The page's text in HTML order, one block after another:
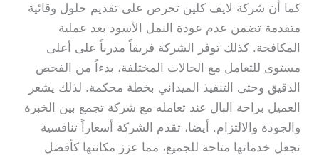
كما أن شركة لايف كلين تحرص على تقديم حلول وقائية
متقدمة تضمن عدم عودة النمل الأسود بعد عملية
المكافحة. كذلك توفر الشركة فريقاً مدرباً على أعلى
مستوى للتعامل مع الحالات المختلفة، بدءاً من الفحص
الدقيق وحتى التنفيذ الميداني بخطة محكمة. لذلك يشعر
العميل براحة البال عند تعامله مع شركة تجمع بين الخبرة
والجودة والالتزام. أيضا، تقدم الشركة أسعاراً تنافسية
تجعل خدماتها متاحة للجميع، مما عزز مكانتها كأفضل